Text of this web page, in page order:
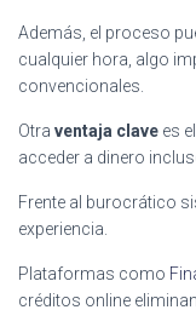
Además, el proceso
cualquier hora, algo
convencionales.
Otra ventaja clave es
acceder a dinero
Frente al burocrático
experiencia.
Plataformas como
créditos online